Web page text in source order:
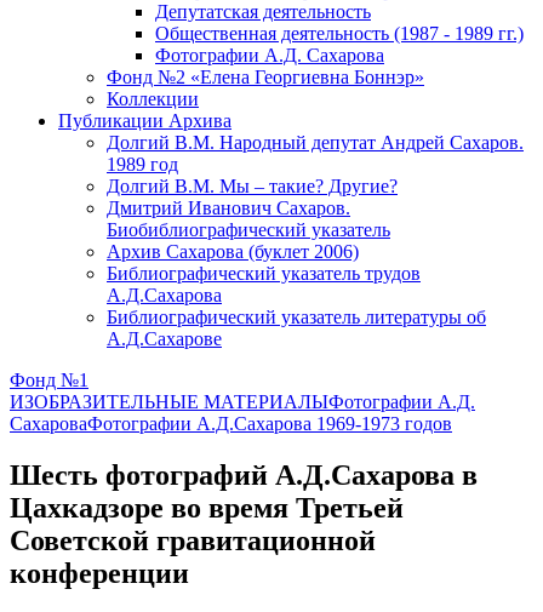
Депутатская деятельность
Общественная деятельность (1987 - 1989 гг.)
Фотографии А.Д. Сахарова
Фонд №2 «Елена Георгиевна Боннэр»
Коллекции
Публикации Архива
Долгий В.М. Народный депутат Андрей Сахаров.
1989 год
Долгий В.М. Мы – такие? Другие?
Дмитрий Иванович Сахаров.
Биобиблиографический указатель
Архив Сахарова (буклет 2006)
Библиографический указатель трудов
А.Д.Сахарова
Библиографический указатель литературы об
А.Д.Сахарове
Фонд №1
ИЗОБРАЗИТЕЛЬНЫЕ МАТЕРИАЛЫФотографии А.Д.
СахароваФотографии А.Д.Сахарова 1969-1973 годов
Шесть фотографий А.Д.Сахарова в
Цахкадзоре во время Третьей
Советской гравитационной
конференции